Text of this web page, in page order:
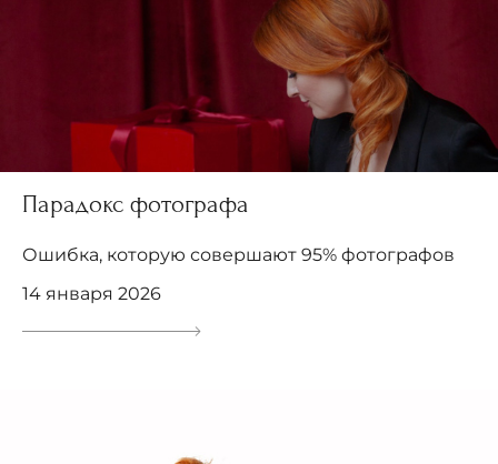
Парадокс фотографа
Ошибка, которую совершают 95% фотографов
14 января 2026